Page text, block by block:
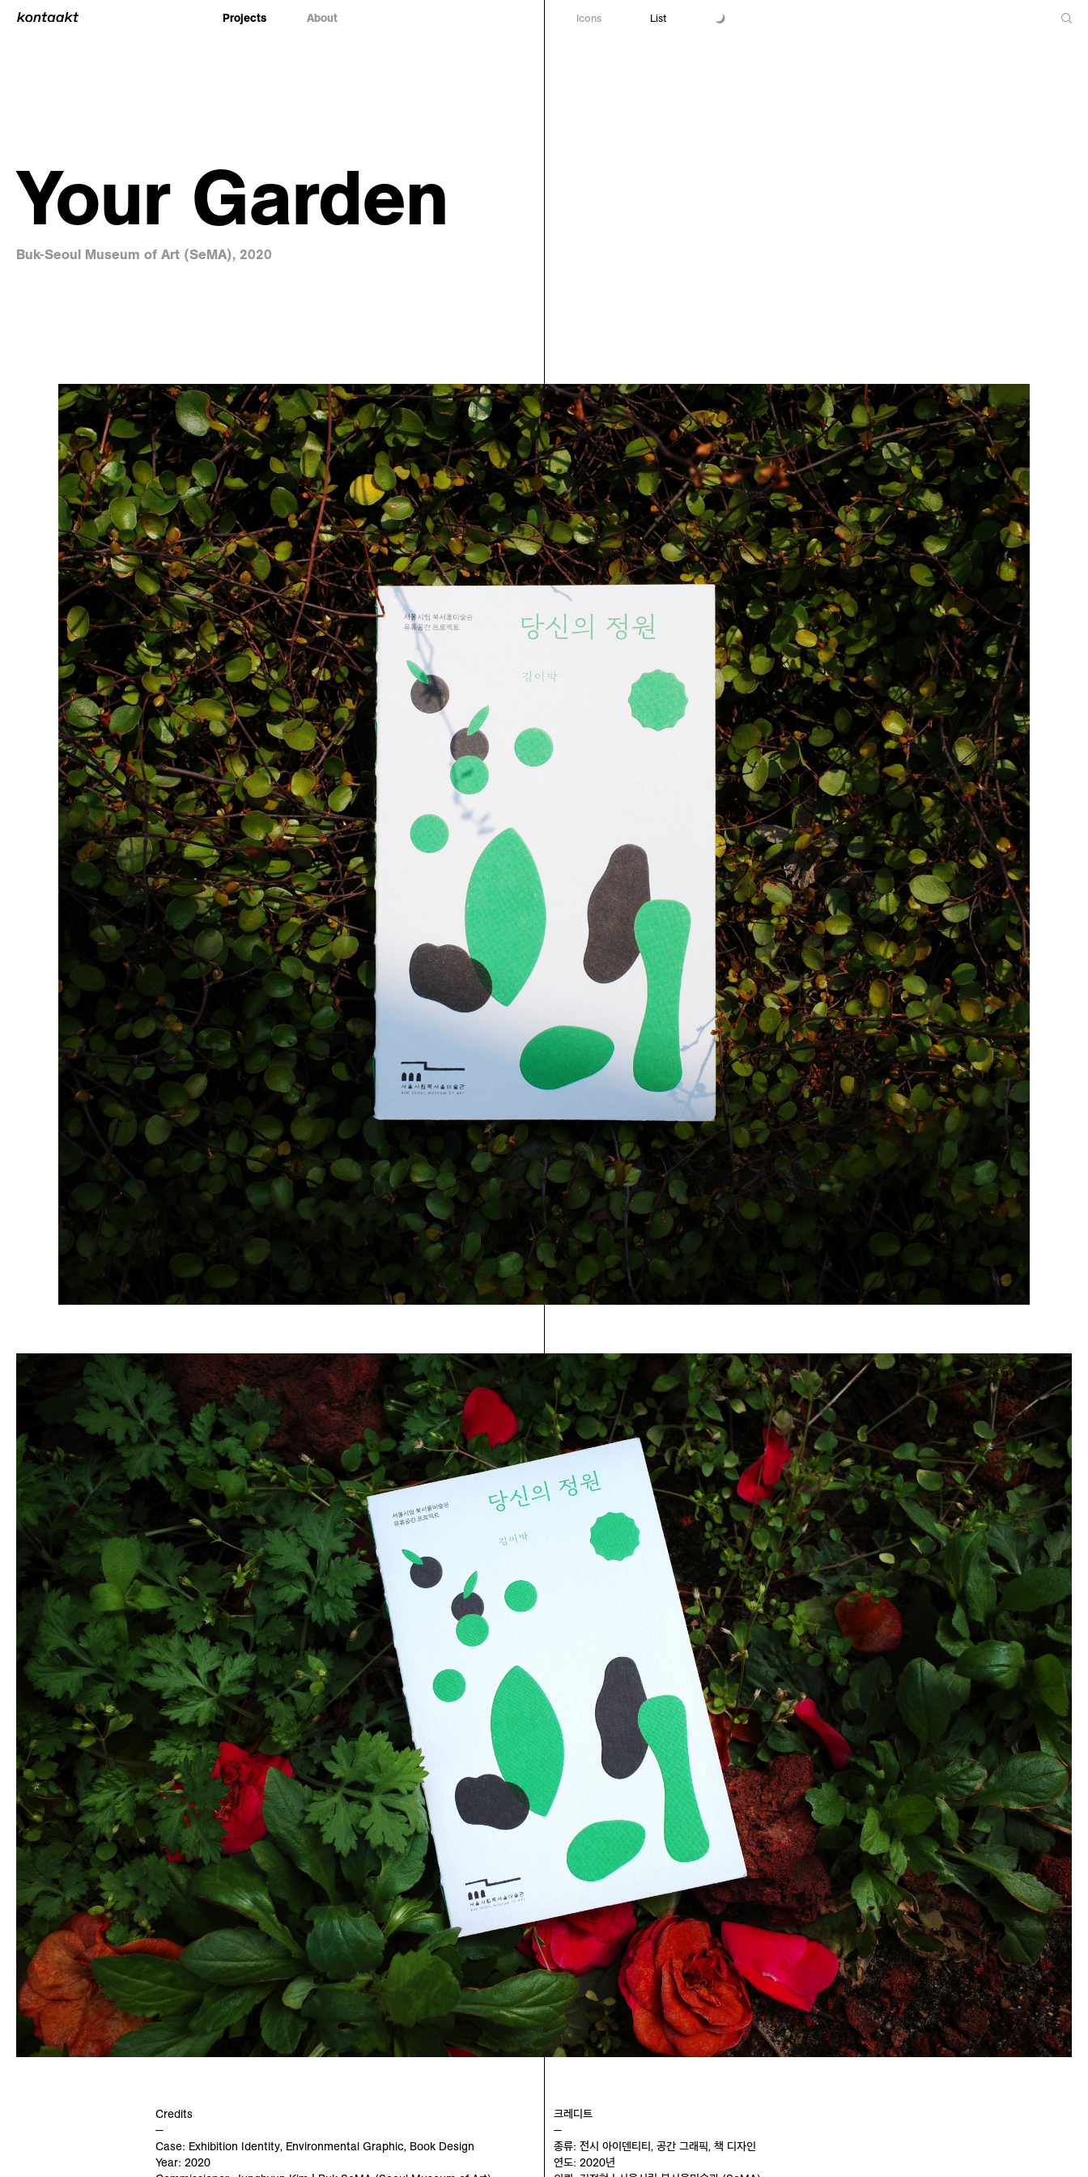
Projects About Icons List
Your Garden
Buk-Seoul Museum of Art (SeMA), 2020
Credits
—
Case: Exhibition Identity, Environmental Graphic, Book Design
Year: 2020
크레디트
—
종류: 전시 아이덴티티, 공간 그래픽, 책 디자인
연도: 2020년